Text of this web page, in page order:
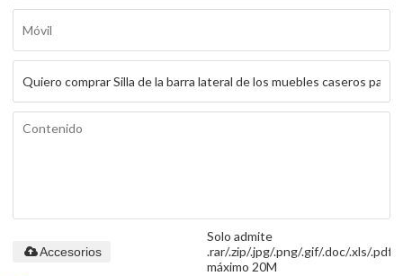
Solo admite
.rar/.zip/.jpg/.png/.gif/.doc/.xls/.pdf,
máximo 20M
Accesorios